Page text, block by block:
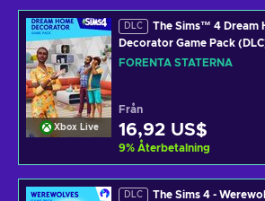
Xbox Live
DLC
The Sims™ 4 Dream
Decorator Game Pack
Key UNITED STATES
FÖRENTA STATERNA
Från
16,92 US$
9% Återbetalning
DLC
The Sims 4 -